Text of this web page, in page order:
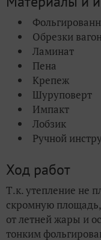
Обрезки
Ламинат
Пена
Крепеж
Шуруповерт
Импакт
Лобзик
Ручной
Ход работ
Т.к. утепление не
скромную
от летней жары и
тонким